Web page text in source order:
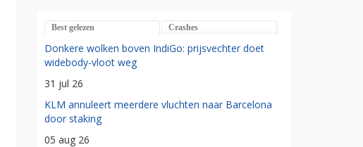
Best gelezen Crashes
Donkere wolken boven IndiGo: prijsvechter doet
widebody-vloot weg
31 jul 26
KLM annuleert meerdere vluchten naar Barcelona
door staking
05 aug 26